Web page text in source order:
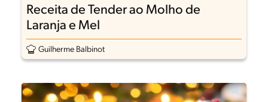
Receita de Tender ao Molho de
Laranja e Mel
Guilherme Balbinot